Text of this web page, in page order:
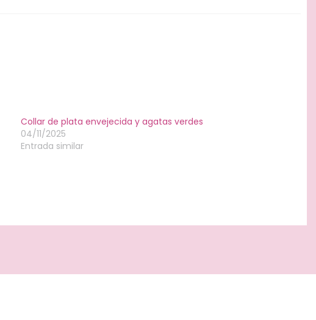
Collar de plata envejecida y agatas verdes
04/11/2025
Entrada similar